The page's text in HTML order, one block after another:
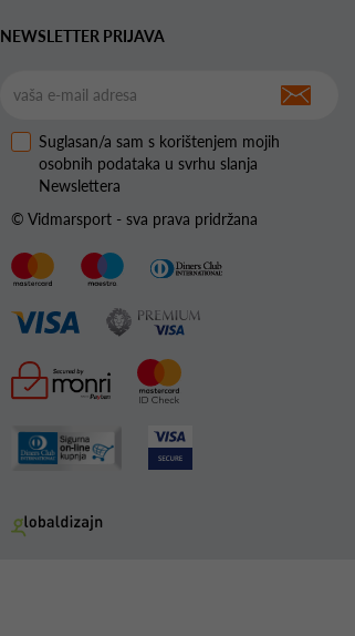
NEWSLETTER PRIJAVA
Suglasan/a sam s korištenjem mojih
osobnih podataka u svrhu slanja
Newslettera
© Vidmarsport - sva prava pridržana